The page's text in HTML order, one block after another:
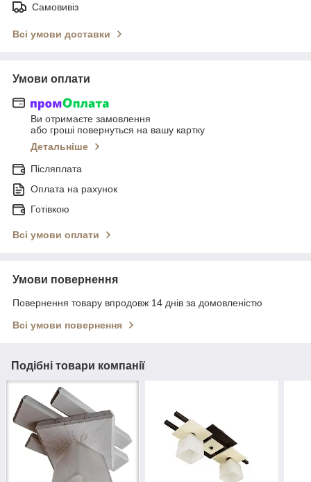
Самовивіз
Всі умови доставки
Умови оплати
Ви отримаєте замовлення
або гроші повернуться на вашу картку
Детальніше
Післяплата
Оплата на рахунок
Готівкою
Всі умови оплати
Умови повернення
Повернення товару впродовж 14 днів за домовленістю
Всі умови повернення
Подібні товари компанії